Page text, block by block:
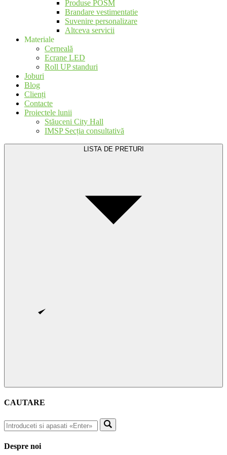
Produse POSM
Brandare vestimentatie
Suvenire personalizare
Altceva servicii
Materiale
Cerneală
Ecrane LED
Roll UP standuri
Joburi
Blog
Clienți
Contacte
Proiectele lunii
Stăuceni City Hall
IMSP Secția consultativă
LISTA DE PRETURI
CAUTARE
Despre noi